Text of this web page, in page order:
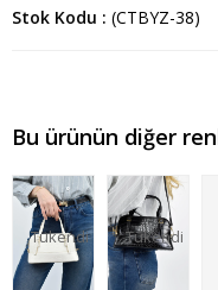
Stok Kodu (CTBYZ-38)
Bu ürünün diğer
Tükendi Tükendi